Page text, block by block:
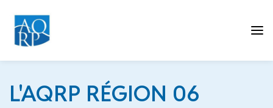
L'AQRP RÉGION 06